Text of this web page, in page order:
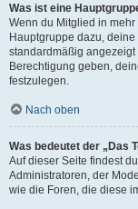
Was ist eine
Wenn du Mitglied in
Hauptgruppe dazu,
standardmäßig
Berechtigung geben,
festzulegen.
Nach oben
Was bedeutet der „Das
Auf dieser Seite findest
Administratoren, der
wie die Foren, die diese